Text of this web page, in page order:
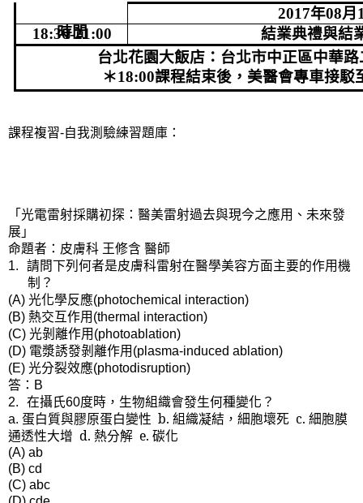
時間
2017年08月
18:30-21:00
結業典禮與結
台北花園大飯店： 台北市中正區中華路
＊18:00課程結束後，美醫會專車接駁
課程複習-自我測驗練習題庫：
「光電雷射採購初探：醫美雷射過去與現今之應用、未來發
展」
命題者：皮膚科 王修含 醫師
1.
請問下列何者是皮膚科雷射在醫學美容方面主要的作用機
制？
(A) 光化學反應(photochemical interaction)
(B) 熱交互作用(thermal interaction)
(C) 光剝離作用(photoablation)
(D) 電漿誘發剝離作用(plasma-induced ablation)
(E) 光分裂效應(photodisruption)
答： B
2.
在攝氏60度時，生物組織會發生何種變化？
a. 蛋白質與膠原蛋白變性 b. 組織凝結，細胞壞死 c. 細胞膜
通透性大增 d. 熱分解 e. 碳化
(A) ab
(B) cd
(C) abc